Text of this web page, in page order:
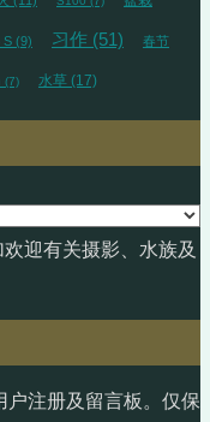
S (9) 习作 (51) 春节
(7) 水草 (17)
欢迎有关摄影、水族及
户注册及留言板。仅保